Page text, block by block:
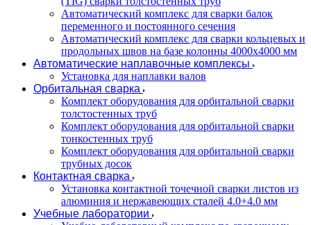
Автоматический комплекс для сварки балок
переменного и постоянного сечения
Автоматический комплекс для сварки кольцевых и
продольных швов на базе колонны 4000x4000 мм
Автоматические наплавочные комплексы
Установка для наплавки валов
Орбитальная сварка
Комплект оборудования для орбитальной сварки
толстостенных труб
Комплект оборудования для орбитальной сварки
тонкостенных труб
Комплект оборудования для орбитальной сварки
трубных досок
Контактная сварка
Установка контактной точечной сварки листов из
алюминия и нержавеющих сталей 4.0+4.0 мм
Учебные лаборатории